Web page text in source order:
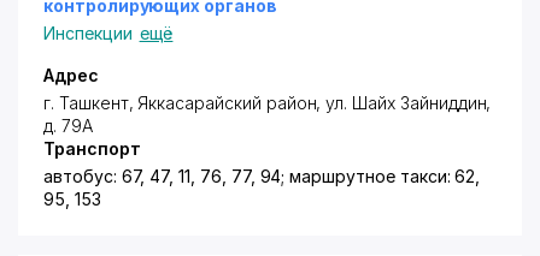
контролирующих органов
Инспекции ещё
Адрес
г. Ташкент, Яккасарайский район,ул. Шайх Зайниддин,
д. 79А
Транспорт
автобус: 67, 47, 11, 76, 77, 94; маршрутное такси: 62,
95, 153